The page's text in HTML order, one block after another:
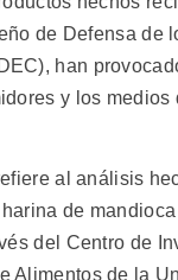
de Defensa de
han
y los medios
al análisis
de
del Centro de
Alimentos de la